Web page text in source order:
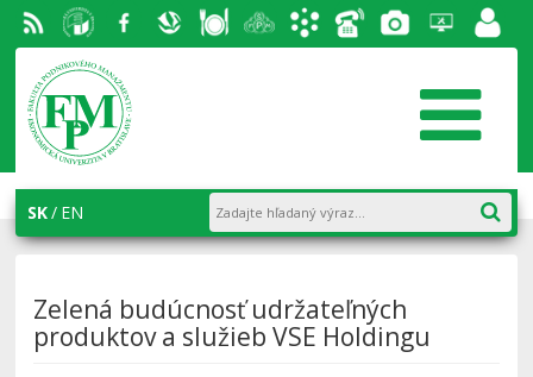
RSS EU v
Bratislave
Facebook
AiS2
portál
SK EN
Zelená budúcnosť udržateľných
produktov a služieb VSE Holdingu